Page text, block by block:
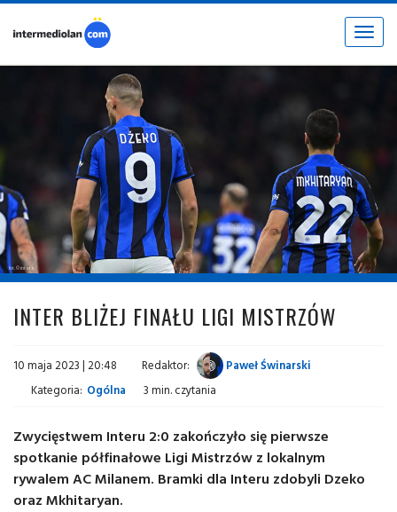
Toggle
fot. © inter.it
INTER BLIŻEJ FINAŁU LIGI MISTRZÓW
10 maja 2023 | 20:48 Redaktor:
Paweł Świnarski
Kategoria: Ogólna 3 min. czytania
Zwycięstwem Interu 2:0 zakończyło się pierwsze
spotkanie półfinałowe Ligi Mistrzów z lokalnym
rywalem AC Milanem. Bramki dla Interu zdobyli Dzeko
oraz Mkhitaryan.